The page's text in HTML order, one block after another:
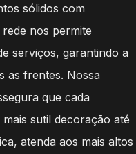
sólidos com
nos permite
serviços, garantindo a
as frentes. Nossa
que cada
sutil decoração até
atenda aos mais altos